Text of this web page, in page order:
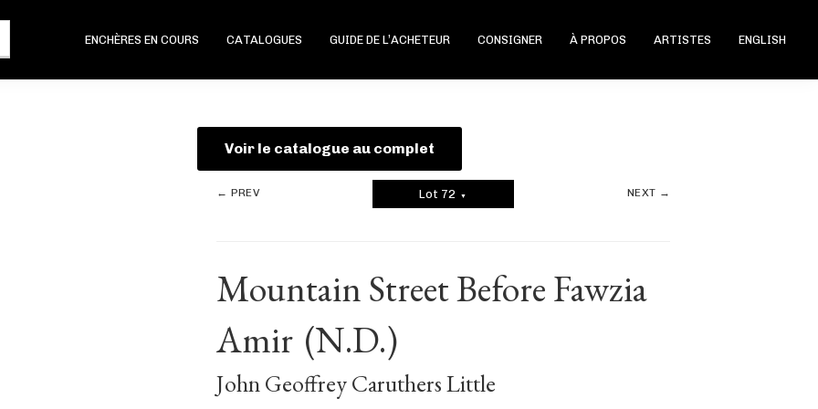
ENCHÈRES EN COURS CATALOGUES GUIDE DE L’ACHETEUR CONSIGNER À PROPOS ARTISTES ENGLISH
Voir le catalogue au complet
← PREV Lot 72 ▼ NEXT →
Mountain Street Before Fawzia
Amir (N.D.)
John Geoffrey Caruthers Little